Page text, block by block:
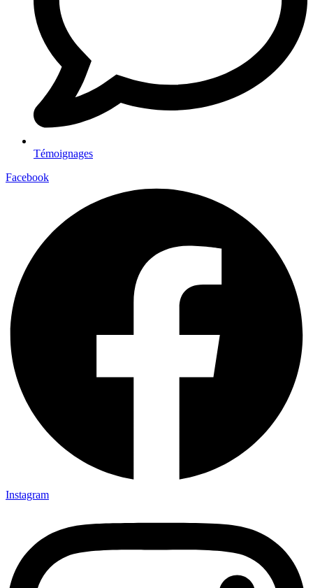
Témoignages
Facebook
Instagram